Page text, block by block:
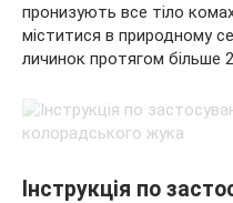
пронизують все тіло
міститися в природному
личинок протягом більше 2
Інструкція по